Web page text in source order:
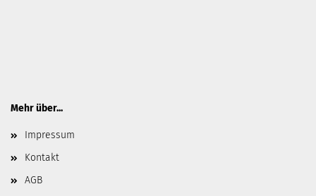
Mehr über...
Impressum
Kontakt
AGB